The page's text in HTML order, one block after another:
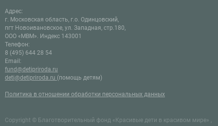
Адрес:
г. Московская область, г.о. Одинцовский,
пгт Новоивановское, ул. Западная, стр.180,
ООО «МВМ». Индекс 143001
Телефон:
8 (495) 644 28 54
Email:
fund@detipriroda.ru
deti@detipriroda.ru (помощь детям)
Политика в отношении обработки персональных данных
Copyright © Благотворительный фонд «Красивые дети в красивом мире» ,